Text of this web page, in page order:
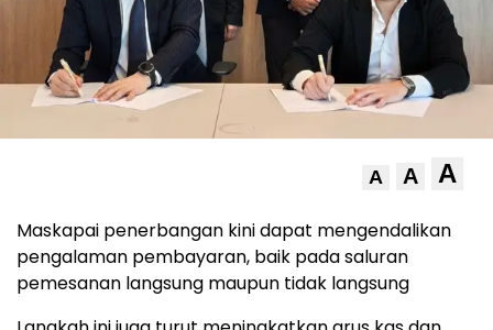
A A A
Maskapai penerbangan kini dapat mengendalikan
pengalaman pembayaran, baik pada saluran
pemesanan langsung maupun tidak langsung